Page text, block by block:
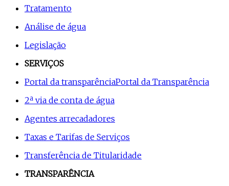
Tratamento
Análise de água
Legislação
SERVIÇOS
Portal da transparênciaPortal da Transparência
2ª via de conta de água
Agentes arrecadadores
Taxas e Tarifas de Serviços
Transferência de Titularidade
TRANSPARÊNCIA